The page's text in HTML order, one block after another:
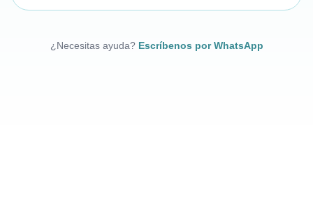
¿Necesitas ayuda? Escríbenos por WhatsApp